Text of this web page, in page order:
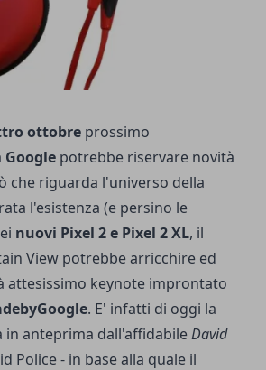
ottobre prossimo
Google potrebbe riservare novità
che riguarda l'universo della
l'esistenza (e persino le
nuovi Pixel 2 e Pixel 2 XL, il
View potrebbe arricchire ed
attesissimo keynote improntato
. E' infatti di oggi la
in anteprima dall'affidabileDavid
Police - in base alla quale il